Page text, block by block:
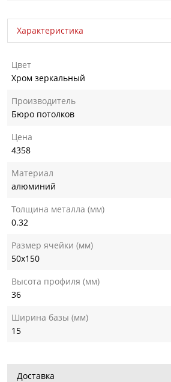
Характеристика
Цвет
Хром зеркальный
Производитель
Бюро потолков
Цена
4358
Материал
алюминий
Толщина металла (мм)
0.32
Размер ячейки (мм)
50х150
Высота профиля (мм)
36
Ширина базы (мм)
15
Доставка